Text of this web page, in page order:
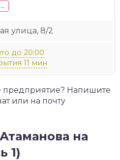
...
улица, 8/2
до 20:00
11 мин
Напишите
или на почту
на
1)